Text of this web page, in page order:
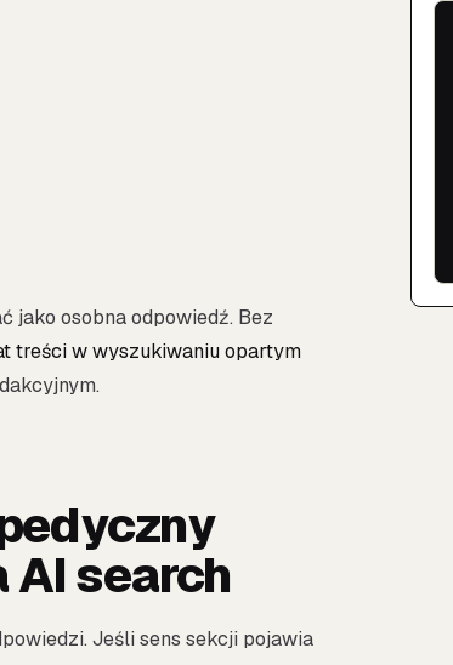
jako osobna odpowiedź. Bez
treści w wyszukiwaniu opartym
search
Jeśli sens sekcji pojawia